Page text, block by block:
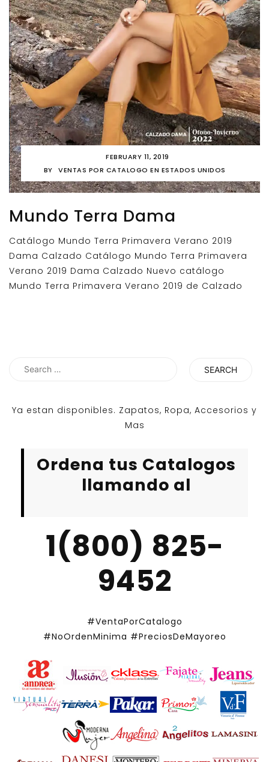
FEBRUARY 11, 2019
BY
VENTAS POR CATALOGO EN ESTADOS UNIDOS
Mundo Terra Dama
Catálogo Mundo Terra Primavera Verano 2019
Dama Calzado Catálogo Mundo Terra Primavera
Verano 2019 Dama Calzado Nuevo catálogo
Mundo Terra Primavera Verano 2019 de Calzado
Search
Ya estan disponibles. Zapatos, Ropa, Accesorios y
Mas
Ordena tus Catalogos
llamando al
1(800) 825-
9452
#VentaPorCatalogo
#NoOrdenMinima #PreciosDeMayoreo